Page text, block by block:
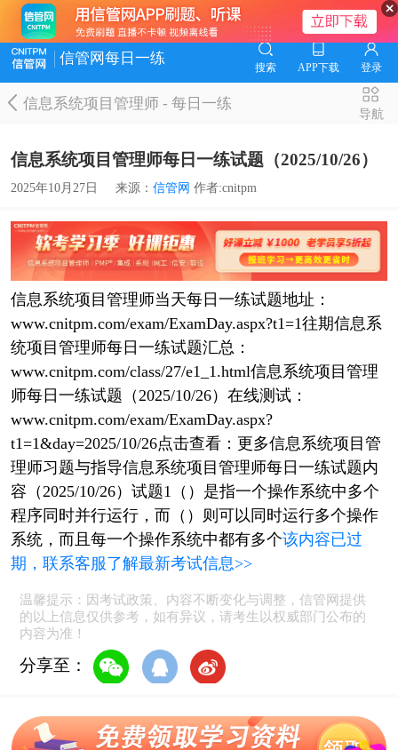
信管网每日一练
搜索 APP下载 登录
信息系统项目管理师-每日一练
导航
信息系统项目管理师每日一练试题（2025/10/26）
2025年10月27日 来源： 信管网 作者:cnitpm
信息系统项目管理师当天每日一练试题地址：
www.cnitpm.com/exam/ExamDay.aspx?t1=1往期信息系
统项目管理师每日一练试题汇总：
www.cnitpm.com/class/27/e1_1.html信息系统项目管理
师每日一练试题（2025/10/26）在线测试：
www.cnitpm.com/exam/ExamDay.aspx?
t1=1&day=2025/10/26点击查看：更多信息系统项目管
理师习题与指导信息系统项目管理师每日一练试题内
容（2025/10/26）试题1（）是指一个操作系统中多个
程序同时并行运行，而（）则可以同时运行多个操作
系统，而且每一个操作系统中都有多个该内容已过
期，联系客服了解最新考试信息>>
温馨提示：因考试政策、内容不断变化与调整，信管网提供
的以上信息仅供参考，如有异议，请考生以权威部门公布的
内容为准！
分享至：